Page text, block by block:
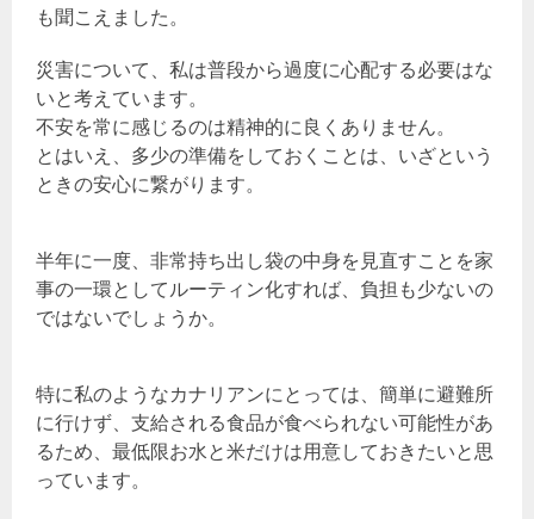
も聞こえました。
災害について、私は普段から過度に心配する必要はな
いと考えています。
不安を常に感じるのは精神的に良くありません。
とはいえ、多少の準備をしておくことは、いざという
ときの安心に繋がります。
半年に一度、非常持ち出し袋の中身を見直すことを家
事の一環としてルーティン化すれば、負担も少ないの
ではないでしょうか。
特に私のようなカナリアンにとっては、簡単に避難所
に行けず、支給される食品が食べられない可能性があ
るため、最低限お水と米だけは用意しておきたいと思
っています。